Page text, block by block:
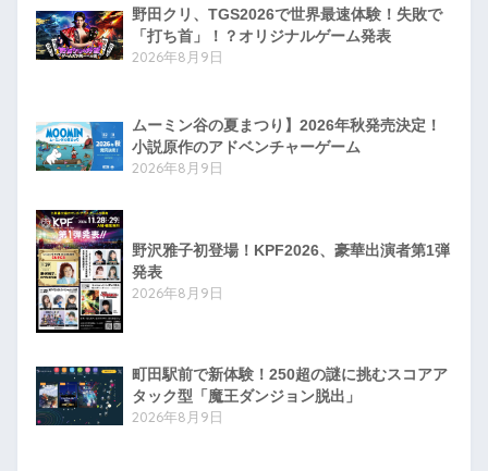
野田クリ、TGS2026で世界最速体験！失敗で
「打ち首」！？オリジナルゲーム発表
2026年8月9日
ムーミン谷の夏まつり】2026年秋発売決定！
小説原作のアドベンチャーゲーム
2026年8月9日
野沢雅子初登場！KPF2026、豪華出演者第1弾
発表
2026年8月9日
町田駅前で新体験！250超の謎に挑むスコアア
タック型「魔王ダンジョン脱出」
2026年8月9日